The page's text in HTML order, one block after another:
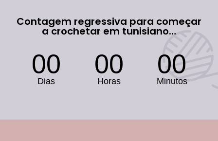
Contagem regressiva para começar
a crochetar em tunisiano…
00
Dias
00
Horas
00
Minutos